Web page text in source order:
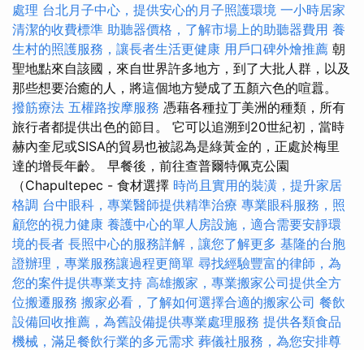
處理 台北月子中心，提供安心的月子照護環境 一小時居家
清潔的收費標準 助聽器價格，了解市場上的助聽器費用 養
生村的照護服務，讓長者生活更健康 用戶口碑外燴推薦 朝
聖地點來自該國，來自世界許多地方，到了大批人群，以及
那些想要治癒的人，將這個地方變成了五顏六色的喧囂。
撥筋療法 五權路按摩服務 憑藉各種拉丁美洲的種類，所有
旅行者都提供出色的節目。 它可以追溯到20世紀初，當時
赫內奎尼或SISA的貿易也被認為是綠黃金的，正處於梅里
達的增長年齡。 早餐後，前往查普爾特佩克公園
（Chapultepec - 食材選擇 時尚且實用的裝潢，提升家居
格調 台中眼科，專業醫師提供精準治療 專業眼科服務，照
顧您的視力健康 養護中心的單人房設施，適合需要安靜環
境的長者 長照中心的服務詳解，讓您了解更多 基隆的台胞
證辦理，專業服務讓過程更簡單 尋找經驗豐富的律師，為
您的案件提供專業支持 高雄搬家，專業搬家公司提供全方
位搬遷服務 搬家必看，了解如何選擇合適的搬家公司 餐飲
設備回收推薦，為舊設備提供專業處理服務 提供各類食品
機械，滿足餐飲行業的多元需求 葬儀社服務，為您安排尊